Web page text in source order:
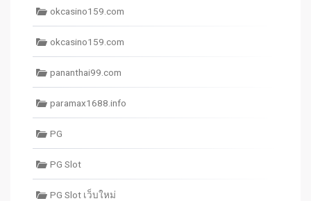
okcasino159.com
okcasino159.com
pananthai99.com
paramax1688.info
PG
PG Slot
PG Slot เว็บใหม่